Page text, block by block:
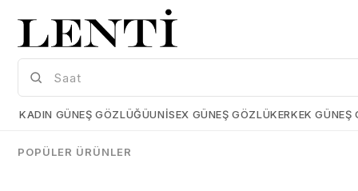
Çerez Kullanımı
kullanmaktayız. Detaylı bilgi için kişisel verilerin korunması hakkında
açıklama metnimizi inceleyebilirsiniz.
KADIN GÜNEŞ GÖZLÜĞÜUNISEX GÜNEŞ GÖZLÜKERKEK GÜNEŞ
POPÜLER ÜRÜNLER